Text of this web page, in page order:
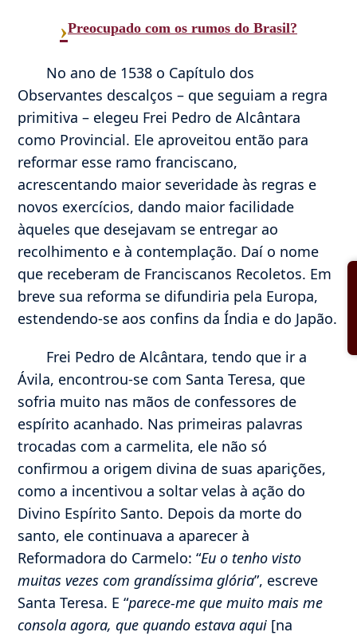
›Preocupado com os rumos do Brasil?
No ano de 1538 o Capítulo dos
Observantes descalços – que seguiam a regra
primitiva – elegeu Frei Pedro de Alcântara
como Provincial. Ele aproveitou então para
reformar esse ramo franciscano,
acrescentando maior severidade às regras e
novos exercícios, dando maior facilidade
àqueles que desejavam se entregar ao
recolhimento e à contemplação. Daí o nome
que receberam de Franciscanos Recoletos. Em
breve sua reforma se difundiria pela Europa,
estendendo-se aos confins da Índia e do Japão.
Frei Pedro de Alcântara, tendo que ir a
Ávila, encontrou-se com Santa Teresa, que
sofria muito nas mãos de confessores de
espírito acanhado. Nas primeiras palavras
trocadas com a carmelita, ele não só
confirmou a origem divina de suas aparições,
como a incentivou a soltar velas à ação do
Divino Espírito Santo. Depois da morte do
santo, ele continuava a aparecer à
Reformadora do Carmelo: “Eu o tenho visto
muitas vezes com grandíssima glória”, escreve
Santa Teresa. E “parece-me que muito mais me
consola agora, que quando estava aqui [na